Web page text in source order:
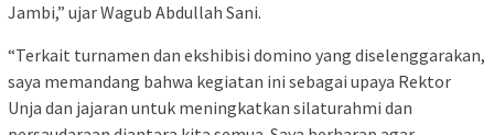
Jambi,” ujar Wagub Abdullah Sani.
“Terkait turnamen dan ekshibisi domino yang diselenggarakan,
saya memandang bahwa kegiatan ini sebagai upaya Rektor
Unja dan jajaran untuk meningkatkan silaturahmi dan